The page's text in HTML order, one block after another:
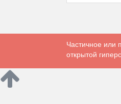
Частичное или
открытой